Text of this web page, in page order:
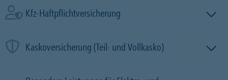
Kfz-Haftpflichtversicherung
Kaskoversicherung (Teil- und Vollkasko)